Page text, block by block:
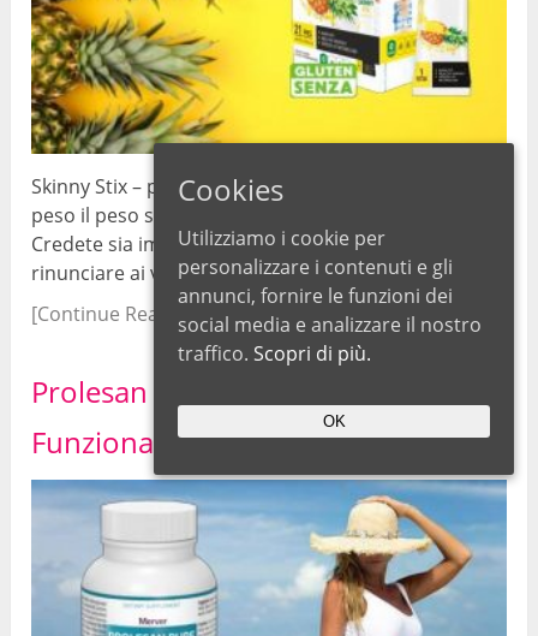
Skinny Stix – perché? Immaginate di poter perdere
peso il peso senza dover fare sforzi particolari.
Credete sia impossibile, perdere peso senza
rinunciare ai vostri piatti preferiti ed evitando …
[Continue Reading...]
Prolesan Pure Recensioni Prezzo –
Funziona Davvero?
Cookies
Utilizziamo i cookie per
personalizzare i contenuti e gli
annunci, fornire le funzioni dei
social media e analizzare il nostro
traffico. Scopri di più.
OK